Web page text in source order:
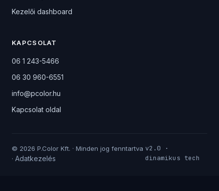
Kezelői dashboard
KAPCSOLAT
06 1 243-5466
06 30 960-6551
info@pcolor.hu
Kapcsolat oldal
© 2026 P.Color Kft. · Minden jog fenntartva
· Adatkezelés
v2.0 ·
dinamikus tech